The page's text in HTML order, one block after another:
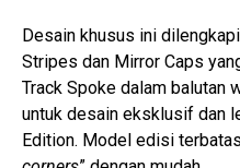
Desain khusus ini
Stripes dan Mirror Caps
Track Spoke dalam balutan
untuk desain eksklusif dan
Edition. Model edisi